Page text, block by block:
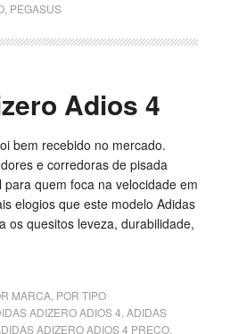
, PEGASUS
Adios 4
bem recebido no mercado.
e corredoras de pisada
quem foca na velocidade em
elogios que este modelo Adidas
os quesitos leveza, durabilidade,
MARCA, POR TIPO
ADIZERO ADIOS 4 ADIDAS
ADIZERO ADIOS 4 PREÇO,